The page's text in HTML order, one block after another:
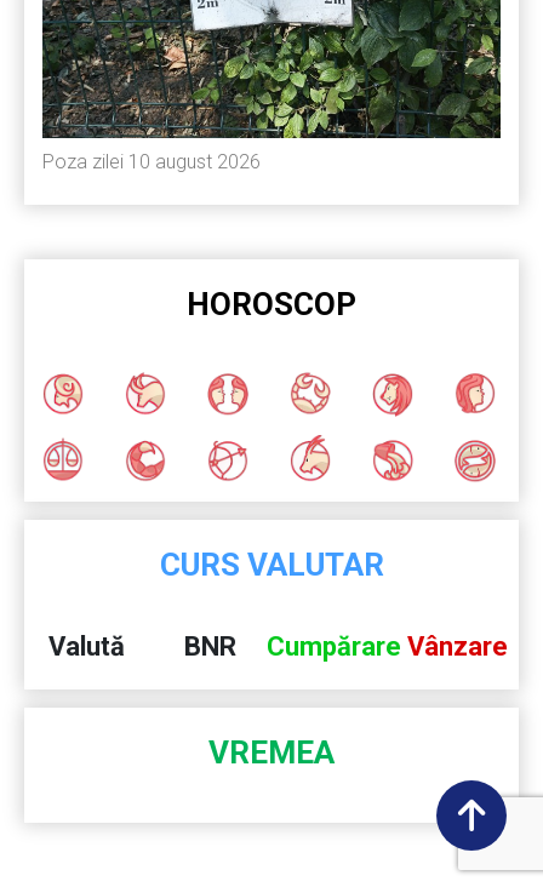
Poza zilei 10 august 2026
HOROSCOP
CURS VALUTAR
Valută BNR Cumpărare Vânzare
VREMEA